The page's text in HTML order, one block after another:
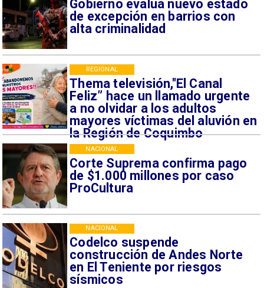
Gobierno evalúa nuevo estado
de excepción en barrios con
alta criminalidad
Thema televisión,"El Canal
Feliz” hace un llamado urgente
a no olvidar a los adultos
mayores víctimas del aluvión en
la Región de Coquimbo
REGIONAL
Corte Suprema confirma pago
de $1.000 millones por caso
ProCultura
NACIONAL
Codelco suspende
construcción de Andes Norte
en El Teniente por riesgos
sísmicos
NACIONAL